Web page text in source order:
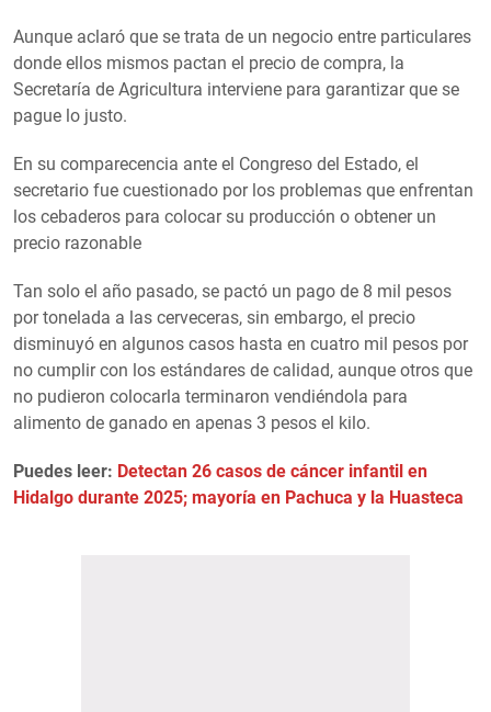
Aunque aclaró que se trata de un negocio entre particulares
donde ellos mismos pactan el precio de compra, la
Secretaría de Agricultura interviene para garantizar que se
pague lo justo.
En su comparecencia ante el Congreso del Estado, el
secretario fue cuestionado por los problemas que enfrentan
los cebaderos para colocar su producción o obtener un
precio razonable
Tan solo el año pasado, se pactó un pago de 8 mil pesos
por tonelada a las cerveceras, sin embargo, el precio
disminuyó en algunos casos hasta en cuatro mil pesos por
no cumplir con los estándares de calidad, aunque otros que
no pudieron colocarla terminaron vendiéndola para
alimento de ganado en apenas 3 pesos el kilo.
Puedes leer: Detectan 26 casos de cáncer infantil en
Hidalgo durante 2025; mayoría en Pachuca y la Huasteca